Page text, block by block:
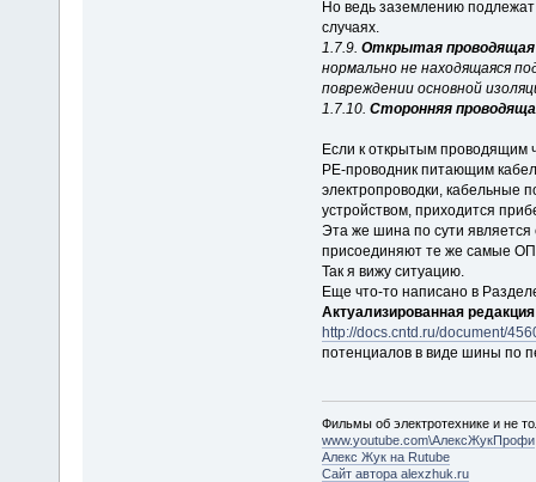
Но ведь заземлению
случаях.
1.7.9. Открытая
нормально не находящаяся
повреждении основной
1.7.10. Сторонняя
Если к открытым проводящим
РЕ-проводник питающим
электропроводки, кабельные
устройством, приходится
Эта же шина по сути является
присоединяют те же самые
Так я вижу ситуацию.
Еще что-то написано в
Актуализированная
http://docs.cntd.ru/document/
потенциалов в виде шины по
Фильмы об электротехнике и не
www.youtube.com\АлексЖукПрофи
Алекс Жук на Rutube
Сайт автора alexzhuk.ru